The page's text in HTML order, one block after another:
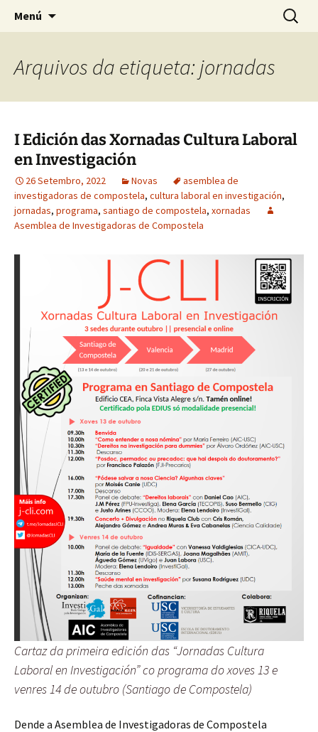
Asemblea de Investigadoras
de Compostela
Menú Buscar:
Arquivos da etiqueta: jornadas
I Edición das Xornadas Cultura Laboral
en Investigación
26 Setembro, 2022 Novas
asemblea de
investigadoras de compostela, cultura laboral en investigación,
jornadas, programa, santiago de compostela, xornadas
Asemblea de Investigadoras de Compostela
Cartaz da primeira edición das “Jornadas Cultura
Laboral en Investigación” co programa do xoves 13 e
venres 14 de outubro (Santiago de Compostela)
Dende a Asemblea de Investigadoras de Compostela